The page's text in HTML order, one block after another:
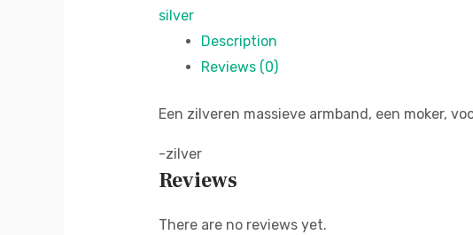
silver
Description
Reviews (0)
Een zilveren massieve armband, een moker,
-zilver
Reviews
There are no reviews yet.